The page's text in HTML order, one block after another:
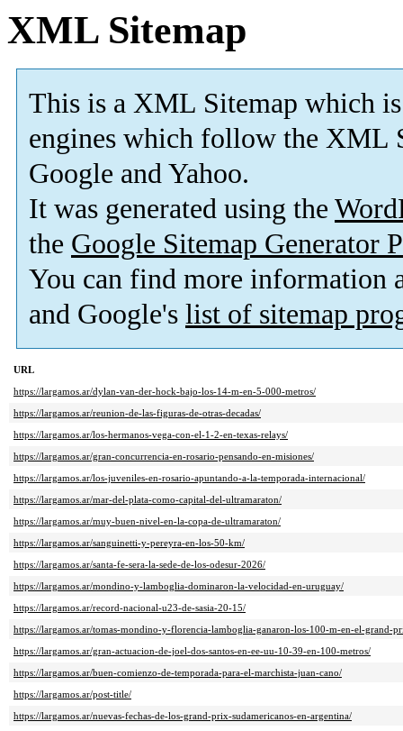
XML Sitemap
This is a XML Sitemap which is
engines which follow the XML
Google and Yahoo.
It was generated using the
the Google Sitemap Generator
You can find more information
and Google's list of sitemap
URL
https://largamos.ar/dylan-van-der-hock-bajo-los-14-m-en-5-000-metros/
https://largamos.ar/reunion-de-las-figuras-de-otras-decadas/
https://largamos.ar/los-hermanos-vega-con-el-1-2-en-texas-relays/
https://largamos.ar/gran-concurrencia-en-rosario-pensando-en-misiones/
https://largamos.ar/los-juveniles-en-rosario-apuntando-a-la-temporada-internacional/
https://largamos.ar/mar-del-plata-como-capital-del-ultramaraton/
https://largamos.ar/muy-buen-nivel-en-la-copa-de-ultramaraton/
https://largamos.ar/sanguinetti-y-pereyra-en-los-50-km/
https://largamos.ar/santa-fe-sera-la-sede-de-los-odesur-2026/
https://largamos.ar/mondino-y-lamboglia-dominaron-la-velocidad-en-uruguay/
https://largamos.ar/record-nacional-u23-de-sasia-20-15/
https://largamos.ar/tomas-mondino-y-florencia-lamboglia-ganaron-los-100-m-en-el-grand-
https://largamos.ar/gran-actuacion-de-joel-dos-santos-en-ee-uu-10-39-en-100-metros/
https://largamos.ar/buen-comienzo-de-temporada-para-el-marchista-juan-cano/
https://largamos.ar/post-title/
https://largamos.ar/nuevas-fechas-de-los-grand-prix-sudamericanos-en-argentina/